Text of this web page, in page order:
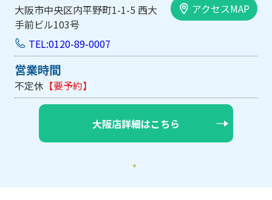
大阪市中央区内平野町1-1-5 西大
手前ビル103号
アクセスMAP
TEL:0120-89-0007
営業時間
不定休 【要予約】
大阪店詳細はこちら